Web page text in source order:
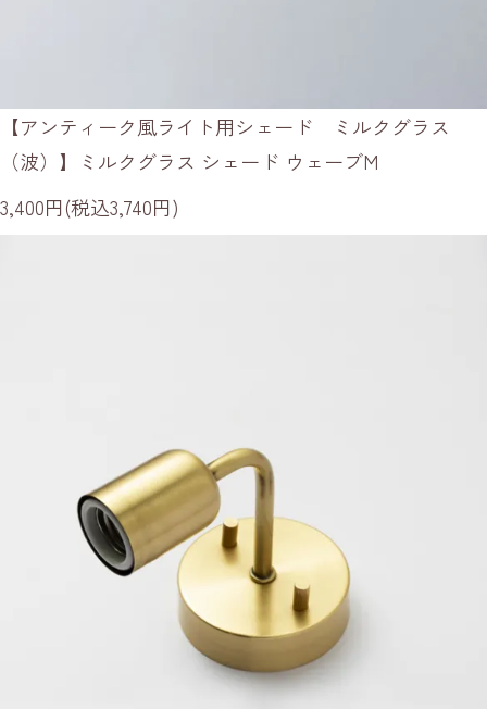
【アンティーク風ライト用シェード ミルクグラス
（波）】ミルクグラス シェード ウェーブM
3,400円(税込3,740円)